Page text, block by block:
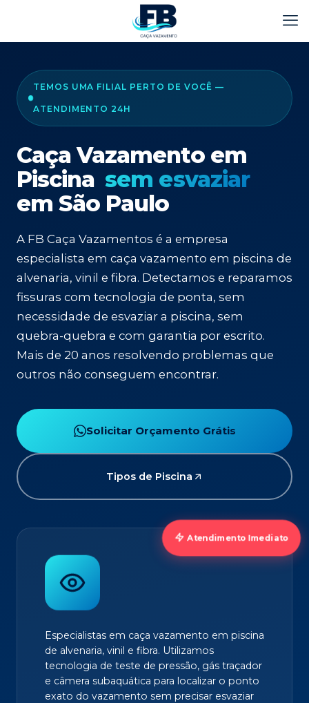
TEMOS UMA FILIAL PERTO DE VOCÊ —
ATENDIMENTO 24H
Caça Vazamento em
Piscina sem esvaziar
em São Paulo
A FB Caça Vazamentos é a empresa
especialista em caça vazamento em piscina de
alvenaria, vinil e fibra. Detectamos e reparamos
fissuras com tecnologia de ponta, sem
necessidade de esvaziar a piscina, sem
quebra-quebra e com garantia por escrito.
Mais de 20 anos resolvendo problemas que
outros não conseguem encontrar.
Solicitar Orçamento Grátis
Tipos de Piscina
Atendimento Imediato
Especialistas em caça vazamento em piscina
de alvenaria, vinil e fibra. Utilizamos
tecnologia de teste de pressão, gás traçador
e câmera subaquática para localizar o ponto
exato do vazamento sem precisar esvaziar